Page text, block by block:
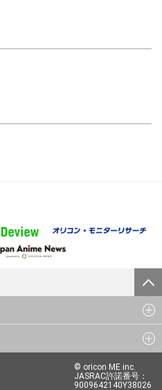
© oricon ME inc.
JASRAC許諾番号：
9009642140Y38026